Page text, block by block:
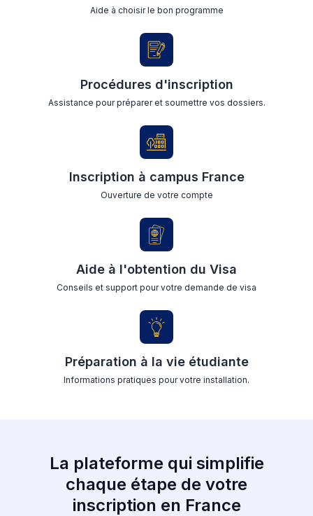
Aide à choisir le bon programme
Procédures d'inscription
Assistance pour préparer et soumettre vos dossiers.
Inscription à campus France
Ouverture de votre compte
Aide à l'obtention du Visa
Conseils et support pour votre demande de visa
Préparation à la vie étudiante
Informations pratiques pour votre installation.
La plateforme qui simplifie
chaque étape de votre
inscription en France